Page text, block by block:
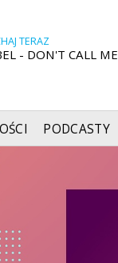
TERAZ
- DON'T CALL ME
PODCASTY